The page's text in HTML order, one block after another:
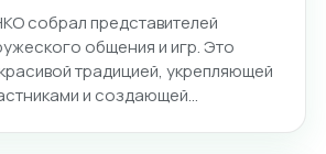
собрал представителей
общения и игр. Это
традицией, укрепляющей
и создающей…